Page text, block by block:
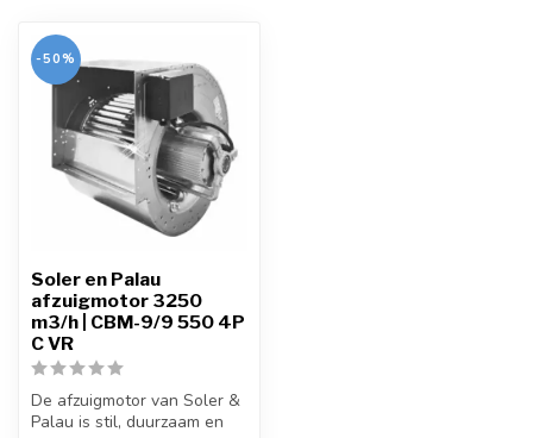
-50%
Soler en Palau
afzuigmotor 3250
m3/h | CBM-9/9 550 4P
C VR
De afzuigmotor van Soler &
Palau is stil, duurzaam en